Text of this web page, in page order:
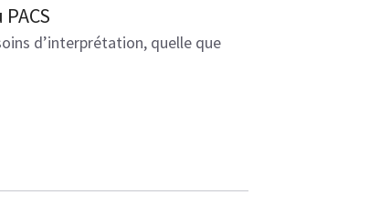
d’interprétation, quelle que